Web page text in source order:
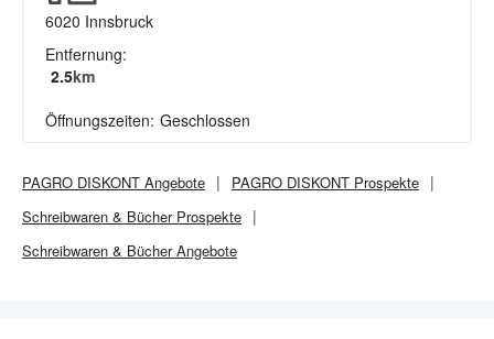
6020 Innsbruck
Entfernung:
2.5km
Öffnungszeiten: Geschlossen
PAGRO DISKONT Angebote PAGRO DISKONT Prospekte
Schreibwaren & BücherProspekte
Schreibwaren & BücherAngebote